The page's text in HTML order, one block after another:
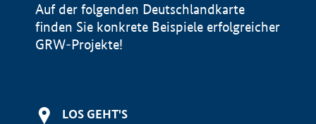
Auf der folgenden Deutschlandkarte
finden Sie konkrete Beispiele erfolgreicher
GRW-Projekte!
LOS GEHT'S